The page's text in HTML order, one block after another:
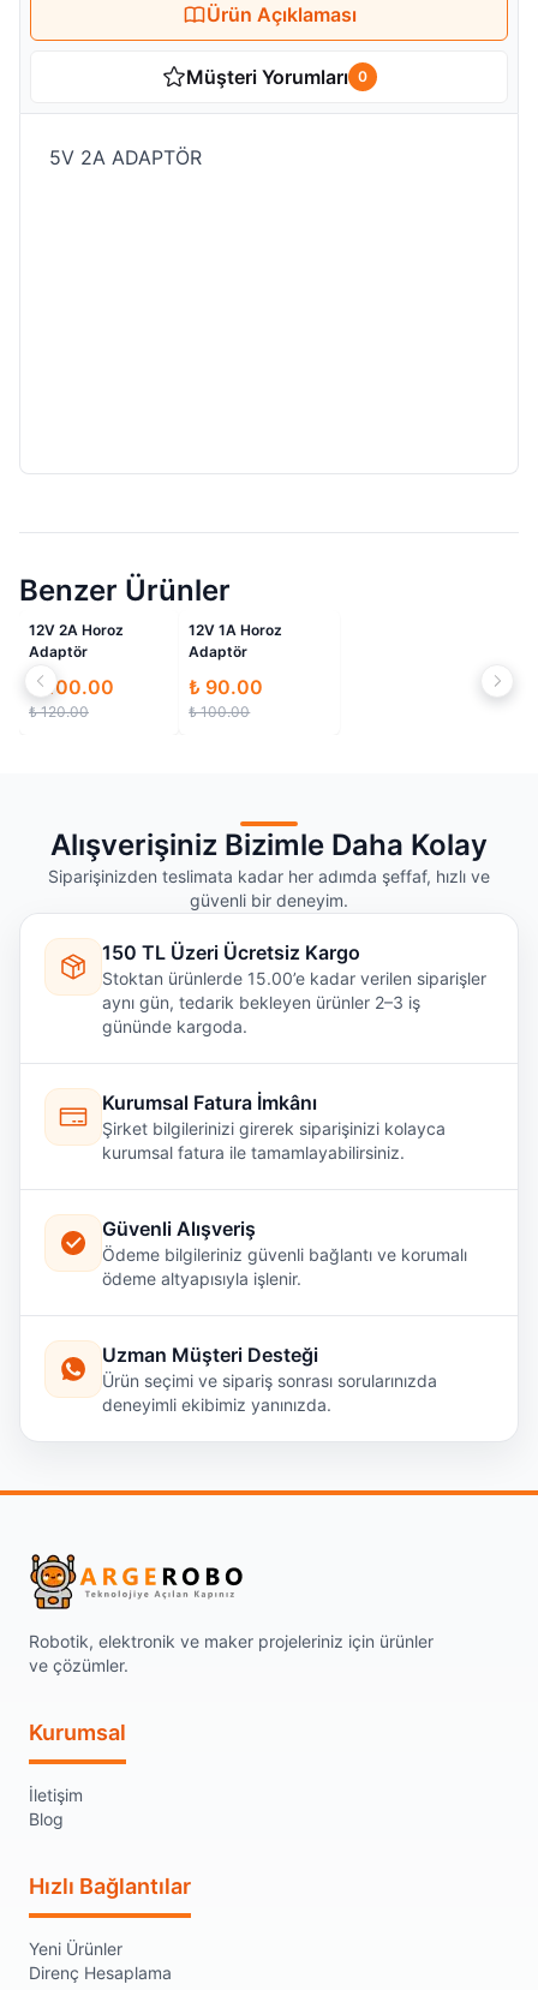
Ürün Açıklaması
Müşteri Yorumları 0
5V 2A ADAPTÖR
Benzer Ürünler
İndirimli
12V 2A Horoz
Adaptör
₺ 100.00
₺ 120.00
İndirimli
12V 1A Horoz
Adaptör
₺ 90.00
₺ 100.00
Alışverişiniz Bizimle Daha Kolay
Siparişinizden teslimata kadar her adımda şeffaf, hızlı ve
güvenli bir deneyim.
150 TL Üzeri Ücretsiz Kargo
Stoktan ürünlerde 15.00’e kadar verilen siparişler
aynı gün, tedarik bekleyen ürünler 2–3 iş
gününde kargoda.
Kurumsal Fatura İmkânı
Şirket bilgilerinizi girerek siparişinizi kolayca
kurumsal fatura ile tamamlayabilirsiniz.
Güvenli Alışveriş
Ödeme bilgileriniz güvenli bağlantı ve korumalı
ödeme altyapısıyla işlenir.
Uzman Müşteri Desteği
Ürün seçimi ve sipariş sonrası sorularınızda
deneyimli ekibimiz yanınızda.
Robotik, elektronik ve maker projeleriniz için ürünler
ve çözümler.
Kurumsal
İletişim
Blog
Hızlı Bağlantılar
Yeni Ürünler
Direnç Hesaplama